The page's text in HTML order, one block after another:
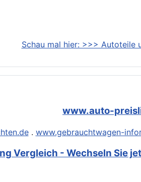
Schau mal hier: >>>
www.auto-
. www.gebrauchtwagen-
Vergleich - Wechseln Sie